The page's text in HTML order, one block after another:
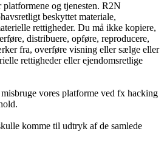
og tjenesten. R2N
beskyttet materiale,
rettigheder. Du må ikke kopiere,
distribuere, opføre, reproducere,
fra, overføre visning eller sælge eller
rettigheder eller ejendomsretlige
vores platforme ved fx hacking
komme til udtryk af de samlede